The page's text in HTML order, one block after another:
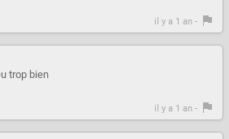
il y a 1 an -
trop bien
il y a 1 an -